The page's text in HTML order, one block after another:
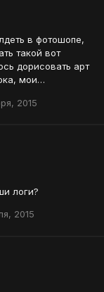
в фотошопе,
такой вот
дорисовать арт
мои
2015
логи?
2015